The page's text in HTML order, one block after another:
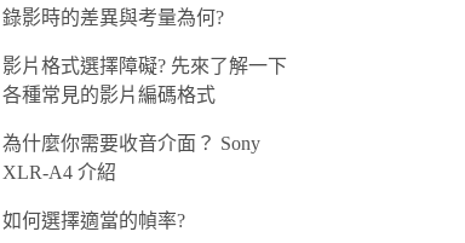
錄影時的差異與考量為何?
影片格式選擇障礙? 先來了解一下
各種常見的影片編碼格式
為什麼你需要收音介面？ Sony
XLR-A4 介紹
如何選擇適當的幀率?